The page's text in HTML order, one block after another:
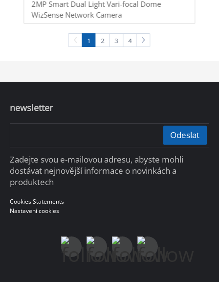
2MP Smart Dual Light Vari-focal Dome
WizSense Network Camera
1 2 3 4
newsletter
Odeslat
Zadejte svou e-mailovou adresu, abyste mohli
dostávat nejnovější informace o novinkách a
produktech
Cookies Statements
Nastavení cookies